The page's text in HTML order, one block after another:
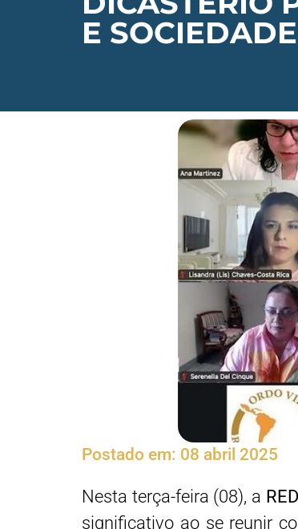
E
Postado em: 08 abril 2025
Nesta terça-feira (08), a
significativo ao se reunir